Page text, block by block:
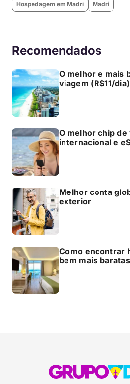
Hospedagem em Madri
Madri
Recomendados
O melhor e mais
viagem (R$11/dia)
O melhor chip de
internacional e
Melhor conta
exterior
Como encontrar
bem mais baratas